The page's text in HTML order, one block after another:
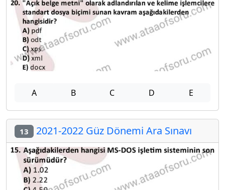
A B C D E
13 2021-2022 Güz Dönemi Ara Sınavı